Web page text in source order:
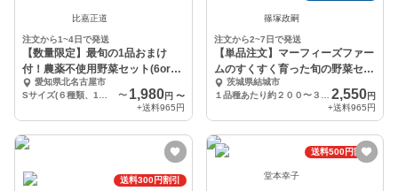
比嘉正道
注文から1~4日で発送
【数量限定】最旬の1品おまけ
付！農薬不使用野菜セット(6or9
品)/レシピ付き
愛知県北名古屋市
〜 1,980円 〜
+送料965円
篠塚政嗣
注文から2~7日で発送
【単品注文】マーフィーズファー
ムのすくすく育った旬の野菜セッ
ト 茨城県結城市
2,550円
+送料965円
送料300円割引
送料500円割引
堂本幸子